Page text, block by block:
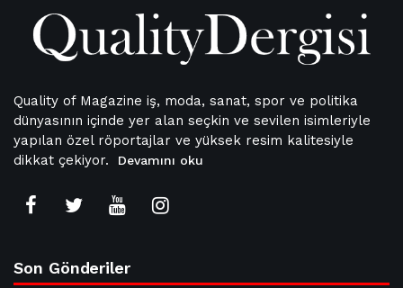
Quality of Magazine iş, moda, sanat, spor ve politika
dünyasının içinde yer alan seçkin ve sevilen isimleriyle
yapılan özel röportajlar ve yüksek resim kalitesiyle
dikkat çekiyor.
Devamını oku
Son Gönderiler